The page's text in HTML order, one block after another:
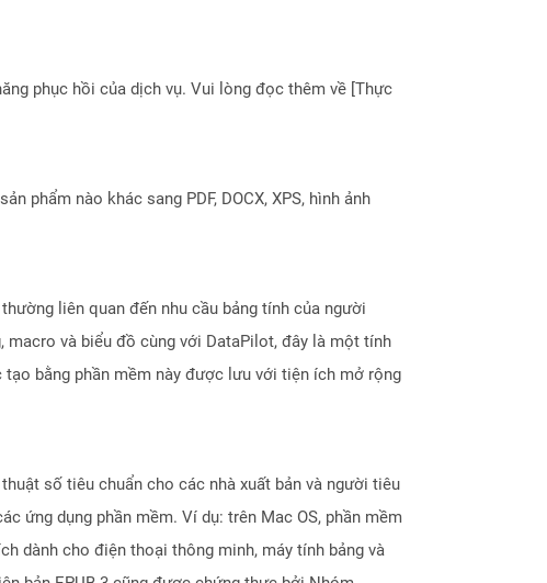
phục hồi của dịch vụ. Vui lòng đọc thêm về [Thực
phẩm nào khác sang PDF, DOCX, XPS, hình ảnh
liên quan đến nhu cầu bảng tính của người
macro và biểu đồ cùng với DataPilot, đây là một tính
bằng phần mềm này được lưu với tiện ích mở rộng
số tiêu chuẩn cho các nhà xuất bản và người tiêu
ứng dụng phần mềm. Ví dụ: trên Mac OS, phần mềm
dành cho điện thoại thông minh, máy tính bảng và